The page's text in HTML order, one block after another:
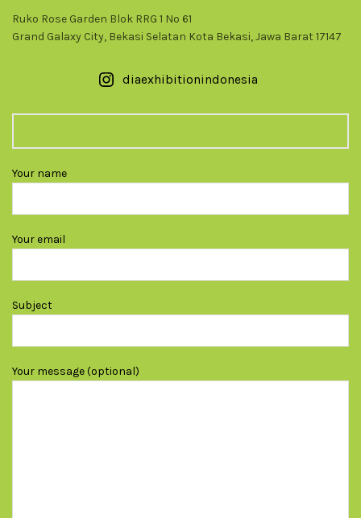
Ruko Rose Garden Blok RRG 1 No 61
Grand Galaxy City, Bekasi Selatan Kota Bekasi, Jawa Barat 17147
diaexhibitionindonesia
Your name
Your email
Subject
Your message (optional)